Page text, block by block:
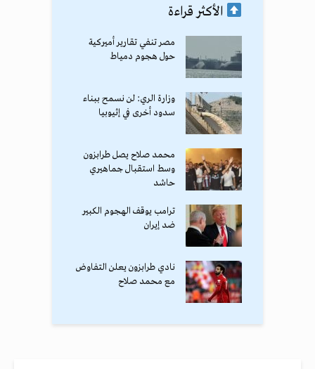
الأكثر قراءة
مصر تنفي تقارير أميركية
حول هجوم دمياط
وزارة الري: لن نسمح ببناء
سدود أخرى في إثيوبيا
محمد صلاح يصل طرابزون
وسط استقبال جماهيري
حاشد
ترامب يوقف الهجوم الكبير
ضد إيران
نادي طرابزون يعلن التفاوض
مع محمد صلاح